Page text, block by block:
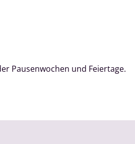
Pausenwochen und Feiertage.